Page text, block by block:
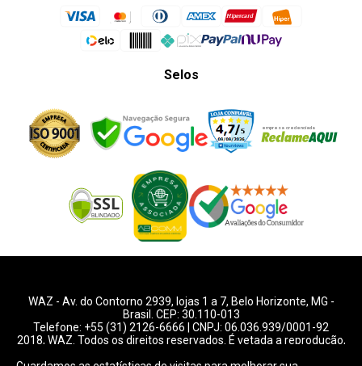
Selos
WAZ - Av. do Contorno 2939, lojas 1 a 7, Belo Horizonte, MG -
Brasil. CEP: 30.110-013
Telefone: +55 (31) 2126-6666 | CNPJ: 06.036.939/0001-92
2018, WAZ. Todos os direitos reservados. É vetada a reprodução,